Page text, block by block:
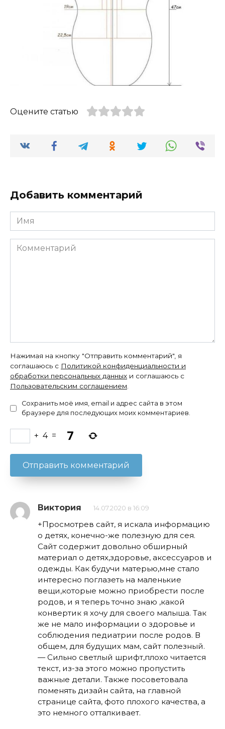
Оцените статью
Добавить комментарий
Имя
Комментарий
Нажимая на кнопку "Отправить комментарий", я
соглашаюсь с Политикой конфиденциальности и
обработки персональных данных и соглашаюсь с
Пользовательским соглашением.
Сохранить моё имя, email и адрес сайта в этом
браузере для последующих моих комментариев.
+ 4 =
Виктория 14.07.2020 в 16:09
+Просмотрев сайт, я искала информацию
о детях, конечно-же полезную для сея.
Сайт содержит довольно обширный
материал о детях,здоровье, аксессуаров и
одежды. Как будучи матерью,мне стало
интересно поглазеть на маленькие
вещи,которые можно приобрести после
родов, и я теперь точно знаю ,какой
конвертик я хочу для своего малыша. Так
же не мало информации о здоровье и
соблюдения педиатрии после родов. В
общем, для будущих мам, сайт полезный.
— Сильно светлый шрифт,плохо читается
текст, из-за этого можно пропустить
важные детали. Также посоветовала
поменять дизайн сайта, на главной
странице сайта, фото плохого качества, а
это немного отталкивает.